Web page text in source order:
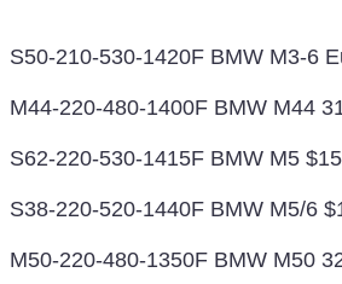
S50-210-530-1420F BMW M3-6
M44-220-480-1400F BMW M44
S62-220-530-1415F BMW M5
S38-220-520-1440F BMW M5/6
M50-220-480-1350F BMW M50